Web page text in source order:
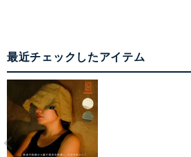
最近チェックしたアイテム